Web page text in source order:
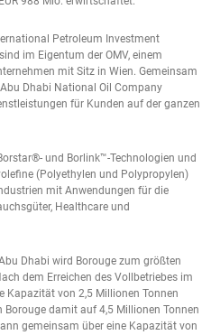
Petroleum Investment
im Eigentum der OMV, einem
mit Sitz in Wien. Gemeinsam
Dhabi National Oil Company
für Kunden auf der ganzen
und Borlink™-Technologien und
(Polyethylen und Polypropylen)
mit Anwendungen für die
Healthcare und
Dhabi wird Borouge zum größten
dem Erreichen des Vollbetriebes im
Kapazität von 2,5 Millionen Tonnen
damit auf 4,5 Millionen Tonnen
gemeinsam über eine Kapazität von